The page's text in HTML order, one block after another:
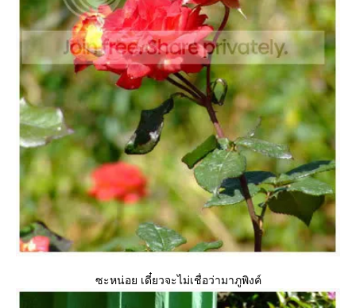
ซะหน่อย เดี๋ยวจะไม่เชื่อว่ามาภูพิงค์